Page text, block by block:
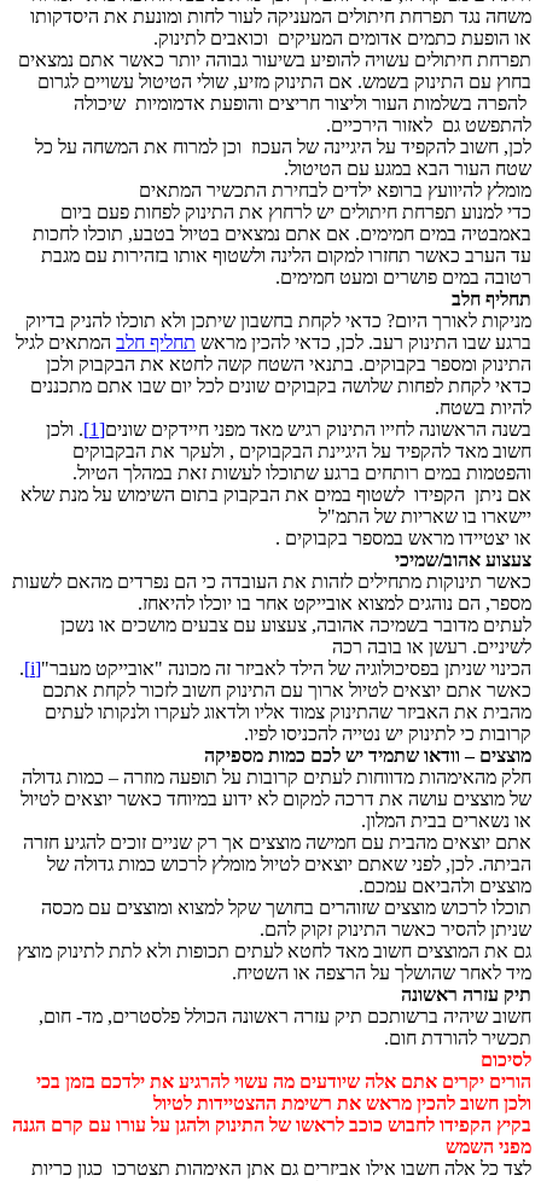
משחה נגד תפרחת חיתולים המעניקה לעור לחות ומונעת את היסדקותו
או הופעת כתמים אדומים המעיקים וכואבים לתינוק.
תפרחת חיתולים עשויה להופיע בשיעור גבוהה יותר כאשר אתם נמצאים
בחוץ עם התינוק בשמש. אם התינוק מזיע, שולי הטיטול עשויים לגרום
להפרה בשלמות העור וליצור חריצים והופעת אדמומיות שיכולה
להתפשט גם לאזור הירכיים.
לכן, חשוב להקפיד על היגיינה של העכוז וכן למרוח את המשחה על כל
שטח העור הבא במגע עם הטיטול.
מומלץ להיוועץ ברופא ילדים לבחירת התכשיר המתאים
כדי למנוע תפרחת חיתולים יש לרחוץ את התינוק לפחות פעם ביום
באמבטיה במים חמימים. אם אתם נמצאים בטיול בטבע, תוכלו לחכות
עד הערב כאשר תחזרו למקום הלינה ולשטוף אותו בזהירות עם מגבת
רטובה במים פושרים ומעט חמימים.
תחליף חלב
מניקות לאורך היום? כדאי לקחת בחשבון שיתכן ולא תוכלו להניק בדיוק
ברגע שבו התינוק רעב. לכן, כדאי להכין מראש תחליף חלב המתאים לגיל
התינוק ומספר בקבוקים. בתנאי השטח קשה לחטא את הבקבוק ולכן
כדאי לקחת לפחות שלושה בקבוקים שונים לכל יום שבו אתם מתכננים
להיות בשטח.
בשנה הראשונה לחייו התינוק רגיש מאד מפני חיידקים שונים[1]
. ולכן
חשוב מאד להקפיד על היגיינת הבקבוקים , ולעקר את הבקבוקים
והפטמות במים רותחים ברגע שתוכלו לעשות זאת במהלך הטיול.
אם ניתן הקפידו לשטוף במים את הבקבוק בתום השימוש על מנת שלא
יישארו בו שאריות של התמ"ל
או יצטיידו מראש במספר בקבוקים .
צעצוע אהוב/שמיכי
כאשר תינוקות מתחילים לזהות את העובדה כי הם נפרדים מהאם לשעות
מספר, הם נוהגים למצוא אובייקט אחר בו יוכלו להיאחז.
לעתים מדובר בשמיכה אהובה, צעצוע עם צבעים מושכים או נשכן
לשיניים. רעשן או בובה רכה
הכינוי שניתן בפסיכולוגיה של הילד לאביזר זה מכונה "אובייקט מעבר"[i]
.
כאשר אתם יוצאים לטיול ארוך עם התינוק חשוב לזכור לקחת אתכם
מהבית את האביזר שהתינוק צמוד אליו ולדאוג לעקרו ולנקותו לעתים
קרובות כי לתינוק יש נטייה להכניסו לפיו.
מוצצים – וודאו שתמיד יש לכם כמות מספיקה
חלק מהאימהות מדווחות לעתים קרובות על תופעה מוזרה – כמות גדולה
של מוצצים עושה את דרכה למקום לא ידוע במיוחד כאשר יוצאים לטיול
או נשארים בבית המלון.
אתם יוצאים מהבית עם חמישה מוצצים אך רק שניים זוכים להגיע חזרה
הביתה. לכן, לפני שאתם יוצאים לטיול מומלץ לרכוש כמות גדולה של
מוצצים ולהביאם עמכם.
תוכלו לרכוש מוצצים שזוהרים בחושך שקל למצוא ומוצצים עם מכסה
שניתן להסיר כאשר התינוק זקוק להם.
גם את המוצצים חשוב מאד לחטא לעתים תכופות ולא לתת לתינוק מוצץ
מיד לאחר שהושלך על הרצפה או השטיח.
תיק עזרה ראשונה
חשוב שיהיה ברשותכם תיק עזרה ראשונה הכולל פלסטרים, מד- חום,
תכשיר להורדת חום.
לסיכום
הורים יקרים אתם אלה שיודעים מה עשוי להרגיע את ילדכם בזמן בכי
ולכן חשוב להכין מראש את רשימת ההצטיידות לטיול
בקיץ הקפידו לחבוש כוכב לראשו של התינוק ולהגן על עורו עם קרם הגנה
מפני השמש
לצד כל אלה חשבו אילו אביזרים גם אתן האימהות תצטרכו כגון כריות